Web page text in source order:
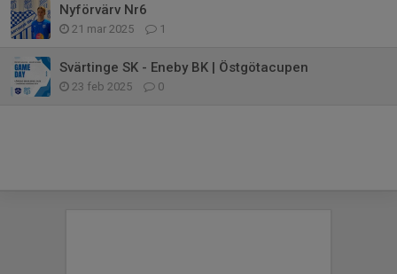
Nyförvärv Nr6
21 mar 2025 1
Svärtinge SK - Eneby BK | Östgötacupen
23 feb 2025 0